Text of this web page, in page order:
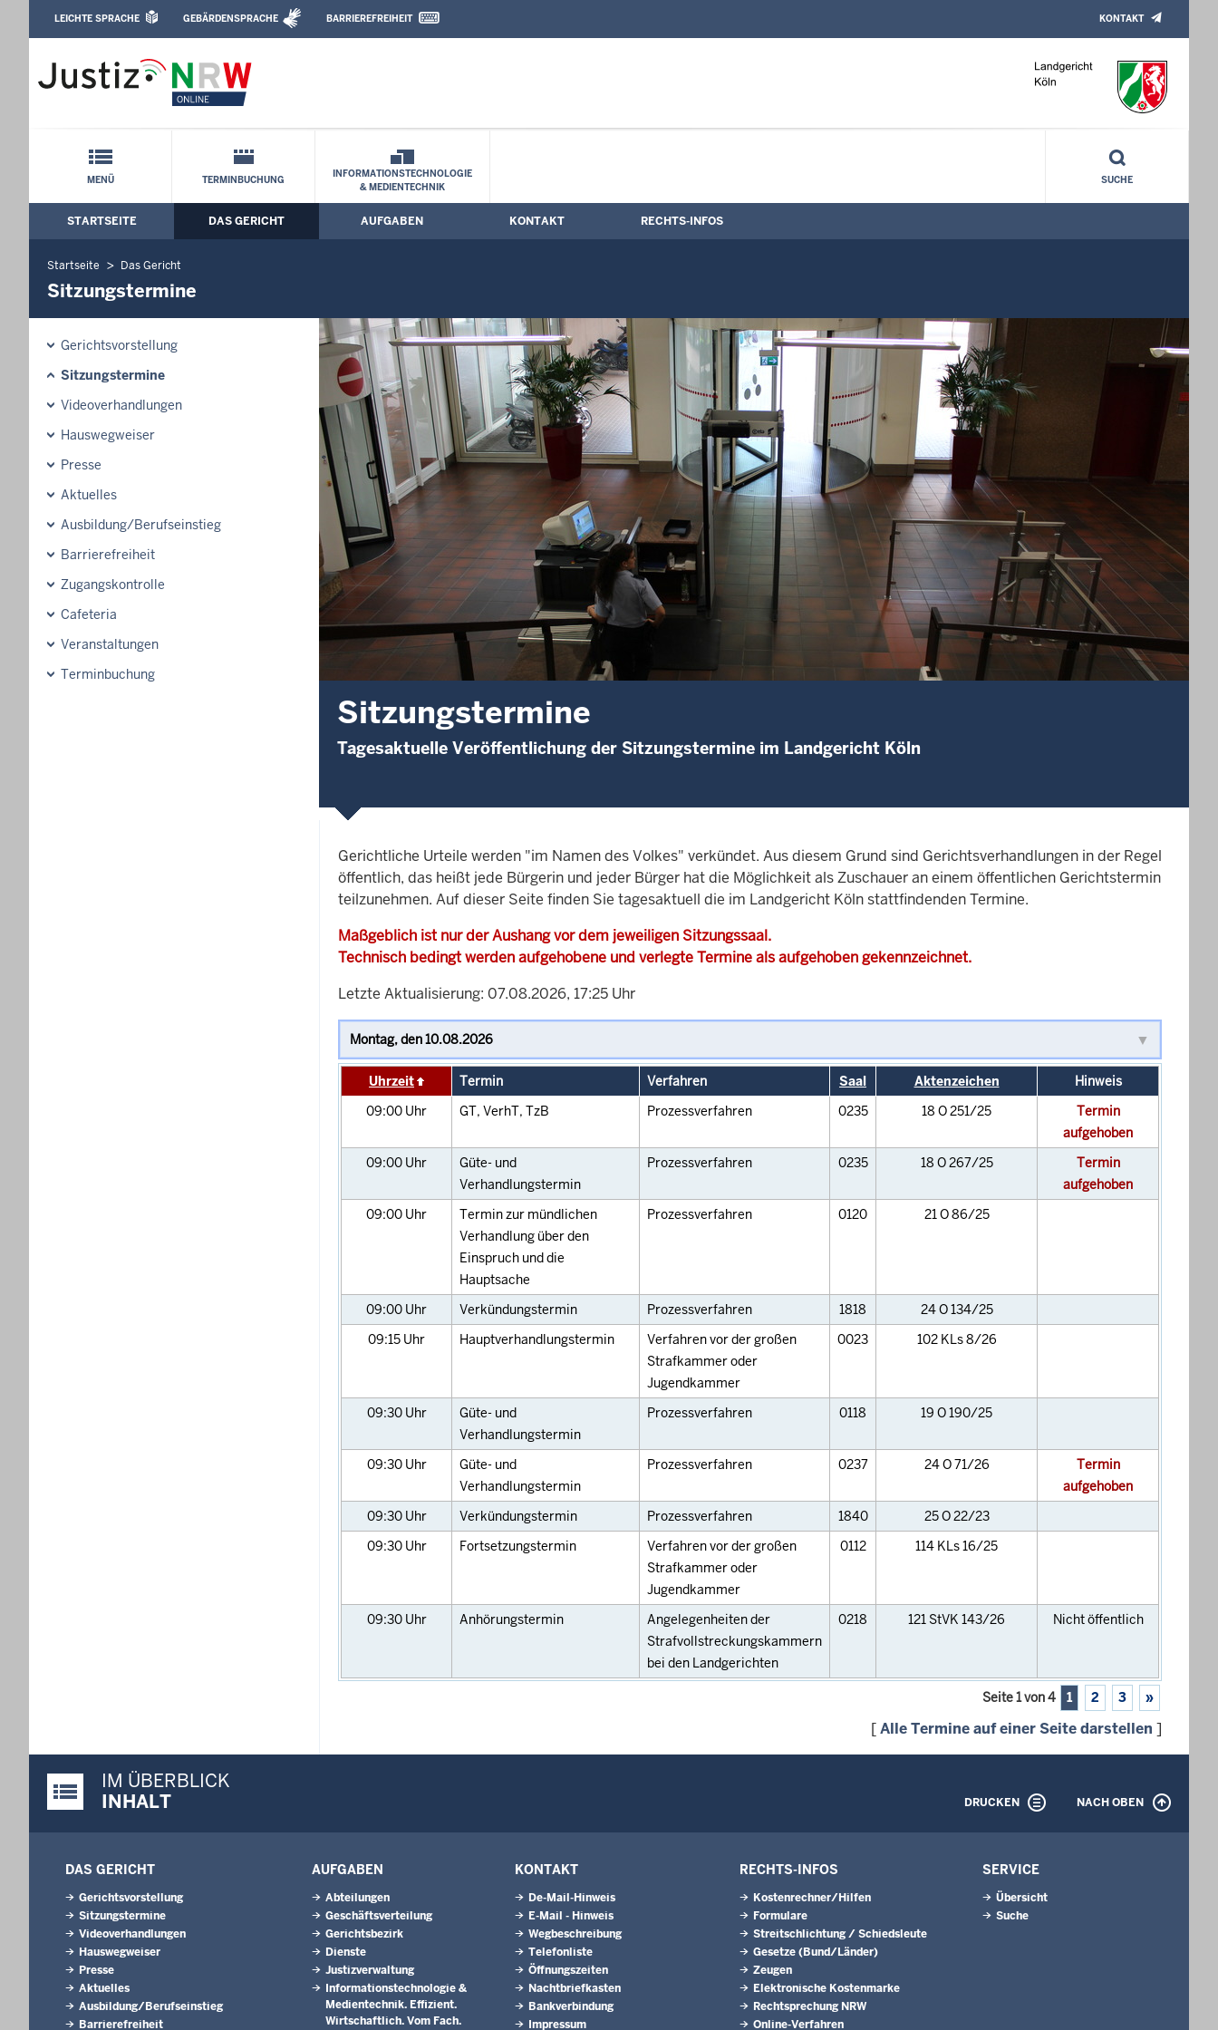
Landgericht Köln: Sitzungstermine
Leichte Sprache, Gebärdensprachenvideo und Kontaktformular
LEICHTE SPRACHE GEBÄRDENSPRACHE BARRIEREFREIHEIT KONTAKT
Schnellnavigation mit Volltext-Suche
MENÜ TERMINBUCHUNG
INFORMATIONSTECHNOLOGIE
& MEDIENTECHNIK
SUCHE
Hauptmenü: Hauptnavigation
STARTSEITE DAS GERICHT AUFGABEN KONTAKT RECHTS-INFOS
Startseite Das Gericht
Sitzungstermine
Gerichtsvorstellung
Sitzungstermine
Videoverhandlungen
Hauswegweiser
Presse
Aktuelles
Ausbildung/Berufseinstieg
Barrierefreiheit
Zugangskontrolle
Cafeteria
Veranstaltungen
Terminbuchung
Sitzungstermine
Tagesaktuelle Veröffentlichung der Sitzungstermine im Landgericht Köln
Gerichtliche Urteile werden "im Namen des Volkes" verkündet. Aus diesem Grund sind Gerichtsverhandlungen in der Regel
öffentlich, das heißt jede Bürgerin und jeder Bürger hat die Möglichkeit als Zuschauer an einem öffentlichen Gerichtstermin
teilzunehmen. Auf dieser Seite finden Sie tagesaktuell die im Landgericht Köln stattfindenden Termine.
Maßgeblich ist nur der Aushang vor dem jeweiligen Sitzungssaal.
Technisch bedingt werden aufgehobene und verlegte Termine als aufgehoben gekennzeichnet.
Letzte Aktualisierung: 07.08.2026, 17:25 Uhr
Uhrzeit Termin Verfahren Saal Aktenzeichen
Hinweis
09:00 Uhr GT, VerhT, TzB Prozessverfahren 0235 18 O 251/25
Termin
aufgehoben
09:00 Uhr
Güte- und
Verhandlungstermin
Prozessverfahren 0235 18 O 267/25
Termin
aufgehoben
09:00 Uhr
Termin zur mündlichen
Verhandlung über den
Einspruch und die
Hauptsache
Prozessverfahren 0120 21 O 86/25
09:00 Uhr Verkündungstermin Prozessverfahren 1818
24 O 134/25
09:15 Uhr Hauptverhandlungstermin
Verfahren vor der großen
Strafkammer oder
Jugendkammer
0023 102 KLs 8/26
09:30 Uhr
Güte- und
Verhandlungstermin
Prozessverfahren 0118 19 O 190/25
09:30 Uhr
Güte- und
Verhandlungstermin
Prozessverfahren 0237 24 O 71/26
Termin
aufgehoben
09:30 Uhr Verkündungstermin Prozessverfahren 1840
25 O 22/23
09:30 Uhr Fortsetzungstermin
Verfahren vor der großen
Strafkammer oder
Jugendkammer
0112 114 KLs 16/25
09:30 Uhr Anhörungstermin
Angelegenheiten der
Strafvollstreckungskammern
bei den Landgerichten
0218 121 StVK 143/26 Nicht öffentlich
Seite 1 von 4 1 2 3 »
[Alle Termine auf einer Seite darstellen ]
Justiz-Portal im Überblick:
IM ÜBERBLICK
INHALT
DRUCKEN NACH OBEN
DAS GERICHT
Gerichtsvorstellung
Sitzungstermine
Videoverhandlungen
Hauswegweiser
Presse
Aktuelles
Ausbildung/Berufseinstieg
Barrierefreiheit
AUFGABEN
Abteilungen
Geschäftsverteilung
Gerichtsbezirk
Dienste
Justizverwaltung
Informationstechnologie &
Medientechnik. Effizient.
Wirtschaftlich. Vom Fach.
KONTAKT
De-Mail-Hinweis
E-Mail - Hinweis
Wegbeschreibung
Telefonliste
Öffnungszeiten
Nachtbriefkasten
Bankverbindung
Impressum
RECHTS-INFOS
Kostenrechner/Hilfen
Formulare
Streitschlichtung / Schiedsleute
Gesetze (Bund/Länder)
Zeugen
Elektronische Kostenmarke
Rechtsprechung NRW
Online-Verfahren
SERVICE
Übersicht
Suche